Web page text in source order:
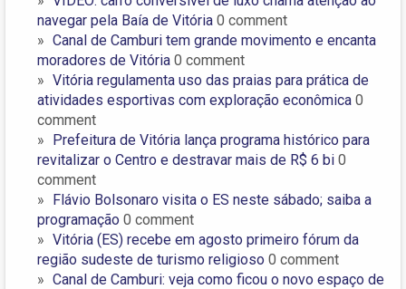
navegar pela Baía de Vitória 0 comment
Canal de Camburi tem grande movimento e encanta
moradores de Vitória 0 comment
Vitória regulamenta uso das praias para prática de
atividades esportivas com exploração econômica 0
comment
Prefeitura de Vitória lança programa histórico para
revitalizar o Centro e destravar mais de R$ 6 bi 0
comment
Flávio Bolsonaro visita o ES neste sábado; saiba a
programação 0 comment
Vitória (ES) recebe em agosto primeiro fórum da
região sudeste de turismo religioso 0 comment
Canal de Camburi: veja como ficou o novo espaço de